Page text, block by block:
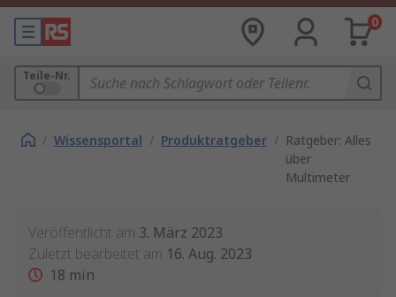
0
Teile-Nr.
/ Wissensportal / Produktratgeber / Ratgeber: Alles
über
Multimeter
Veröffentlicht am 3. März 2023
Zuletzt bearbeitet am 16. Aug. 2023
18 min